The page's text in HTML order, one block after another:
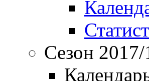
Сезон 2017/